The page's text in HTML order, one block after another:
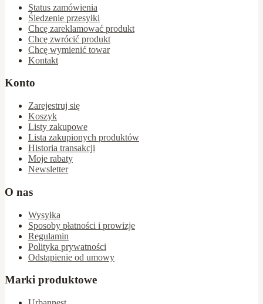
Status zamówienia
Śledzenie przesyłki
Chcę zareklamować produkt
Chcę zwrócić produkt
Chcę wymienić towar
Kontakt
Konto
Zarejestruj się
Koszyk
Listy zakupowe
Lista zakupionych produktów
Historia transakcji
Moje rabaty
Newsletter
O nas
Wysyłka
Sposoby płatności i prowizje
Regulamin
Polityka prywatności
Odstąpienie od umowy
Marki produktowe